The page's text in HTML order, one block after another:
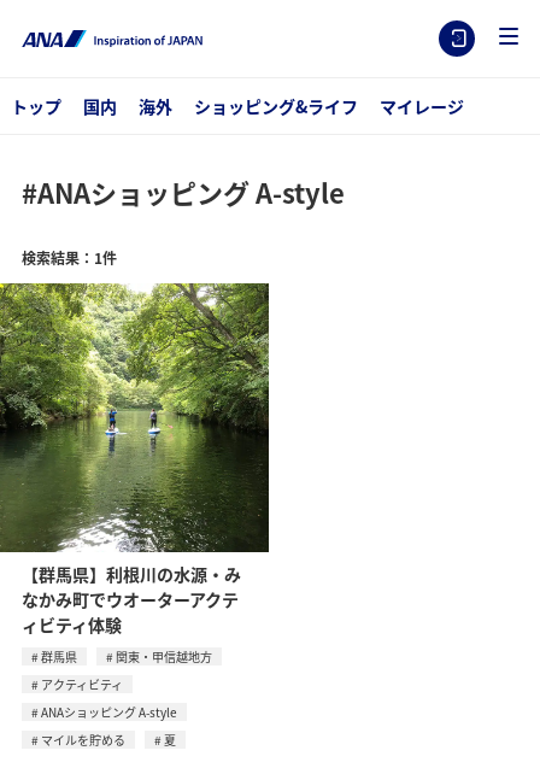
トップ 国内 海外 ショッピング&ライフ マイレージ
#ANAショッピング A-style
検索結果：1件
【群馬県】利根川の水源・み
なかみ町でウオーターアクテ
ィビティ体験
群馬県
関東・甲信越地方
アクティビティ
ANAショッピング A-style
マイルを貯める
夏